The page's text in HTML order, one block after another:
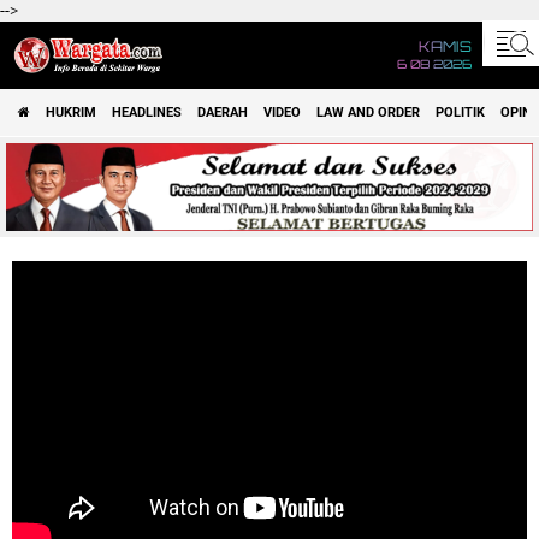
-->
KAMIS
6 08 2026
HUKRIM HEADLINES DAERAH VIDEO LAW AND ORDER POLITIK OPINI